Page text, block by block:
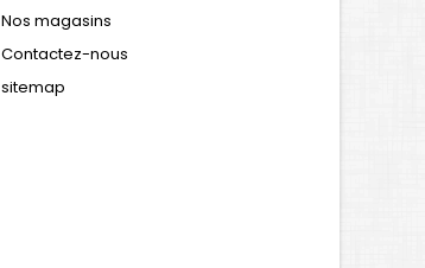
Nos magasins
Contactez-nous
sitemap